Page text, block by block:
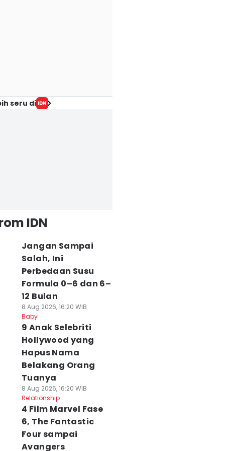
seru di
IDN
Jangan Sampai
Salah, Ini
Perbedaan Susu
Formula 0–6 dan 6–
12 Bulan
8 Aug 2026, 16:20 WIB
Baby
9 Anak Selebriti
Hollywood yang
Hapus Nama
Belakang Orang
Tuanya
8 Aug 2026, 16:20 WIB
Relationship
4 Film Marvel Fase
6, The Fantastic
Four sampai
Avangers